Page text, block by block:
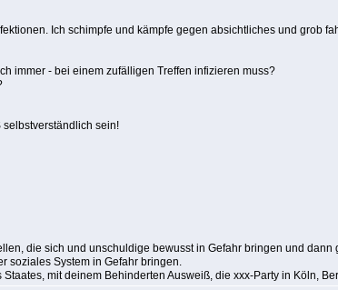
Ich schimpfe und kämpfe gegen absichtliches und grob
immer - bei einem zufälligen Treffen infizieren muss?
selbstverständlich sein!
die sich und unschuldige bewusst in Gefahr bringen und dann
soziales System in Gefahr bringen.
mit deinem Behinderten Ausweiß, die xxx-Party in Köln,